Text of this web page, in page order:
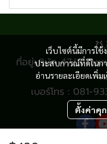
เว็บไซต์นี้มีการใ
ประสบการณ์ที่ดีในก
อ่านรายละเอียดเพิ่ม
ตั้งค่าคุ
ที่อยู่บริษัท 47/8 ถนน
เบอร์โทร : 081-